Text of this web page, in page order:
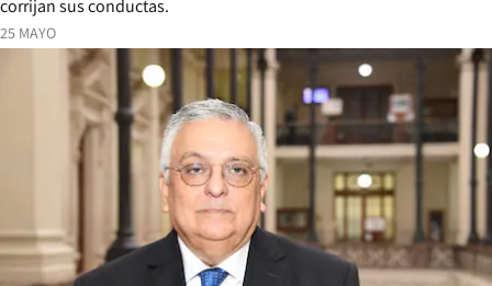
25 MAYO
corrijan sus conductas.